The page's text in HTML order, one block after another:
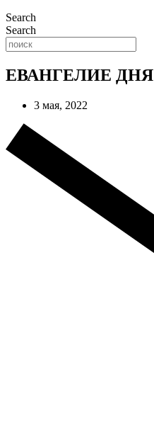
Search
Search
ЕВАНГЕЛИЕ ДНЯ
3 мая, 2022